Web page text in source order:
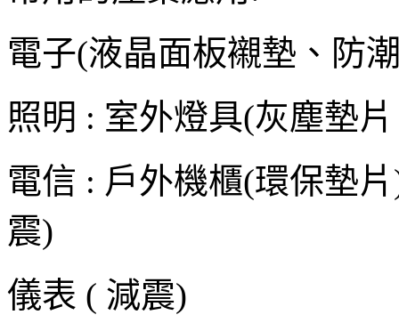
電子(液晶面板襯墊、防
照明 : 室外燈具(灰塵墊
電信 : 戶外機櫃(環保墊
震)
儀表 ( 減震)